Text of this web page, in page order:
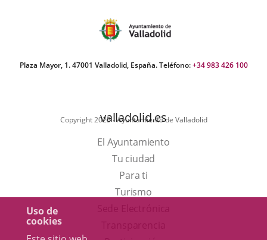
Uso de
cookies
Plaza Mayor, 1. 47001 Valladolid, España. Teléfono:+34 983 426 100
Copyright 2025 - Ayuntamiento de Valladolid
valladolid.es
El Ayuntamiento
Tu ciudad
Para ti
TurismoEste